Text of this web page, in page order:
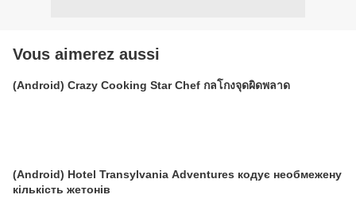
Vous aimerez aussi
(Android) Crazy Cooking Star Chef กลโกงจุดผิดพลาด
(Android) Hotel Transylvania Adventures кодує необмежену
кількість жетонів